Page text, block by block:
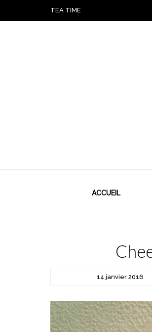
TEA TIME
ACCUEIL
14 janvier 2016